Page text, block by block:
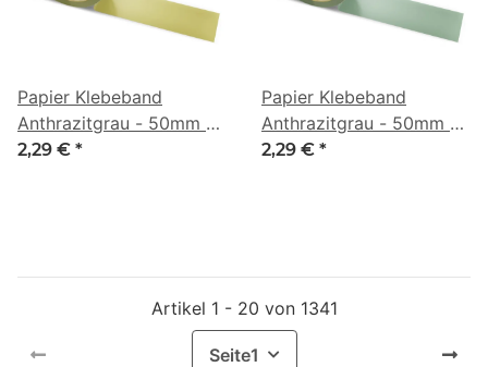
Papier Klebeband
Anthrazitgrau - 50mm x
50m - CMYK 0/6/55/46
2,29 € *
Papier Klebeband
Anthrazitgrau - 50mm x
50m - CMYK 19/0/16/55
2,29 € *
Artikel 1 - 20 von 1341
Seite1